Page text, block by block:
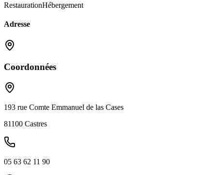
RestaurationHébergement
Adresse
Coordonnées
193 rue Comte Emmanuel de las Cases
81100 Castres
05 63 62 11 90